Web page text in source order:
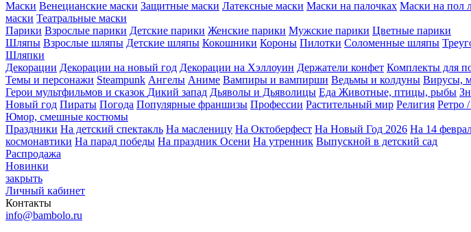
Маски Венецианские маски Защитные маски Латексные маски Маски на палочках Маски на пол
маски Театральные маски
Парики Взрослые парики Детские парики Женские парики Мужские парики Цветные парики
Шляпы Взрослые шляпы Детские шляпы Кокошники Короны Пилотки Соломенные шляпы
Шляпки
Декорации Декорации на новый год Декорации на Хэллоуин Держатели конфет Комплекты для
Темы и персонажи Steampunk Ангелы Аниме Вампиры и вампирши Ведьмы и колдуны Вирусы,
Герои мультфильмов и сказок Дикий запад Дьяволы и Дьяволицы Еда Животные, птицы, рыбы
Новый год Пираты Погода Популярные франшизы Профессии Растительный мир Религия Ретро
Юмор, смешные костюмы
Праздники На детский спектакль На масленицу На Октоберфест На Новый Год 2026 На 14
космонавтики На парад победы На праздник Осени На утренник Выпускной в детский сад
Распродажа
Новинки
закрыть
Личный кабинет
Контакты
info@bambolo.ru